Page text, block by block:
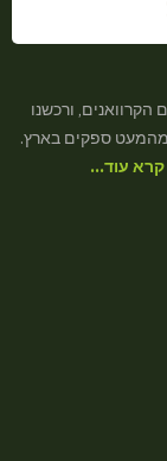
ורכשנו
מהמעט ספקים בארץ.
קרא עוד…